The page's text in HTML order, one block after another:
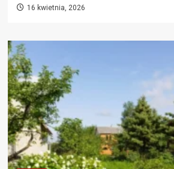
16 kwietnia, 2026